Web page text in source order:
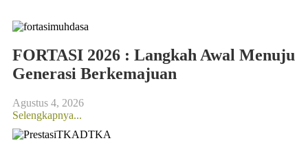
FORTASI 2026 : Langkah Awal Menuju
Generasi Berkemajuan
Agustus 4, 2026
Selengkapnya...